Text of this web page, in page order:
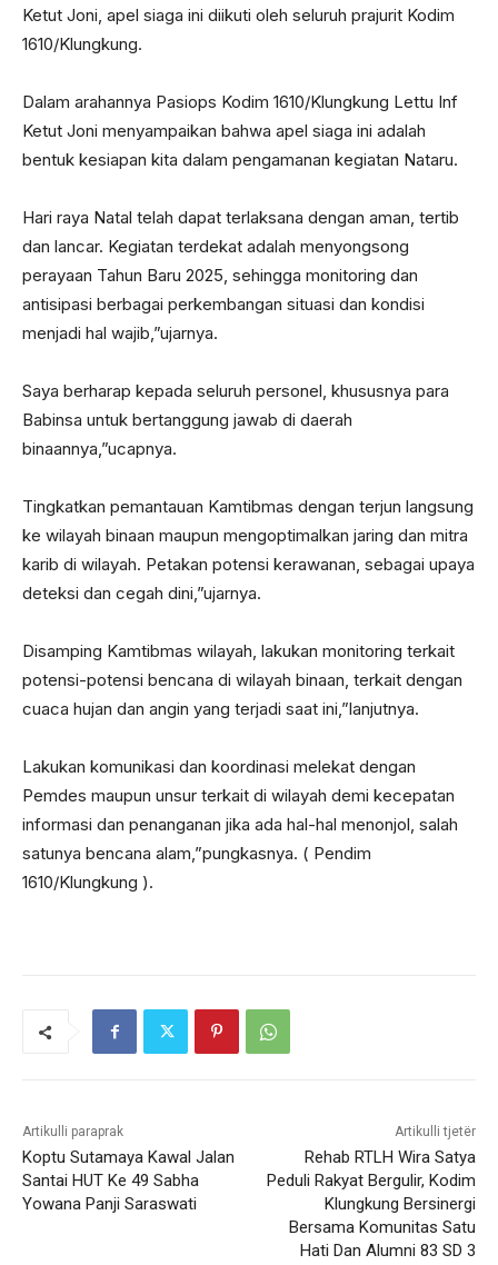
Ketut Joni, apel siaga ini diikuti oleh seluruh prajurit Kodim
1610/Klungkung.
Dalam arahannya Pasiops Kodim 1610/Klungkung Lettu Inf
Ketut Joni menyampaikan bahwa apel siaga ini adalah
bentuk kesiapan kita dalam pengamanan kegiatan Nataru.
Hari raya Natal telah dapat terlaksana dengan aman, tertib
dan lancar. Kegiatan terdekat adalah menyongsong
perayaan Tahun Baru 2025, sehingga monitoring dan
antisipasi berbagai perkembangan situasi dan kondisi
menjadi hal wajib,”ujarnya.
Saya berharap kepada seluruh personel, khususnya para
Babinsa untuk bertanggung jawab di daerah
binaannya,”ucapnya.
Tingkatkan pemantauan Kamtibmas dengan terjun langsung
ke wilayah binaan maupun mengoptimalkan jaring dan mitra
karib di wilayah. Petakan potensi kerawanan, sebagai upaya
deteksi dan cegah dini,”ujarnya.
Disamping Kamtibmas wilayah, lakukan monitoring terkait
potensi-potensi bencana di wilayah binaan, terkait dengan
cuaca hujan dan angin yang terjadi saat ini,”lanjutnya.
Lakukan komunikasi dan koordinasi melekat dengan
Pemdes maupun unsur terkait di wilayah demi kecepatan
informasi dan penanganan jika ada hal-hal menonjol, salah
satunya bencana alam,”pungkasnya. ( Pendim
1610/Klungkung ).
Artikulli paraprak
Koptu Sutamaya Kawal Jalan
Santai HUT Ke 49 Sabha
Yowana Panji Saraswati
Artikulli tjetër
Rehab RTLH Wira Satya
Peduli Rakyat Bergulir, Kodim
Klungkung Bersinergi
Bersama Komunitas Satu
Hati Dan Alumni 83 SD 3